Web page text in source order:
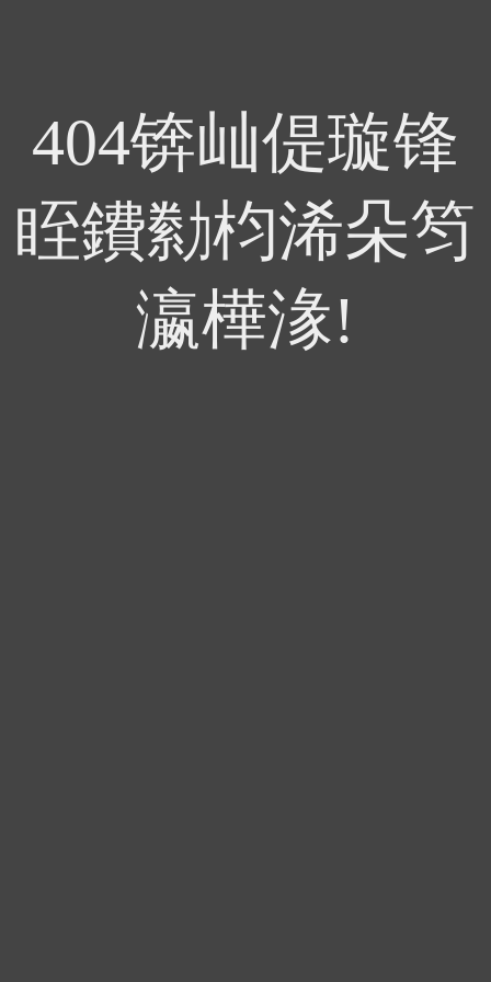
404锛屾偍璇锋
眰鐨勬枃浠朵笉
瀛樺湪!